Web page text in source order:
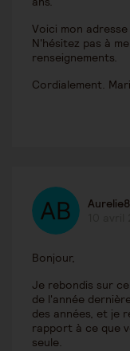
Voici mon
N'hésitez pas à
renseignements.
Cordialement.
Bonjour,
Je rebondis sur
de l'année
des années, et je
rapport à ce que
seule.